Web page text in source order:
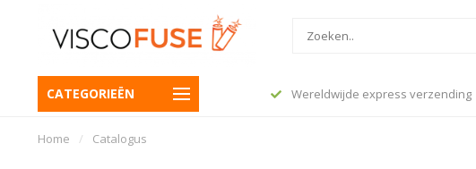
CATEGORIEËN
vandaag nog verzonden Wereldwijde express verzending
Home / Catalogus